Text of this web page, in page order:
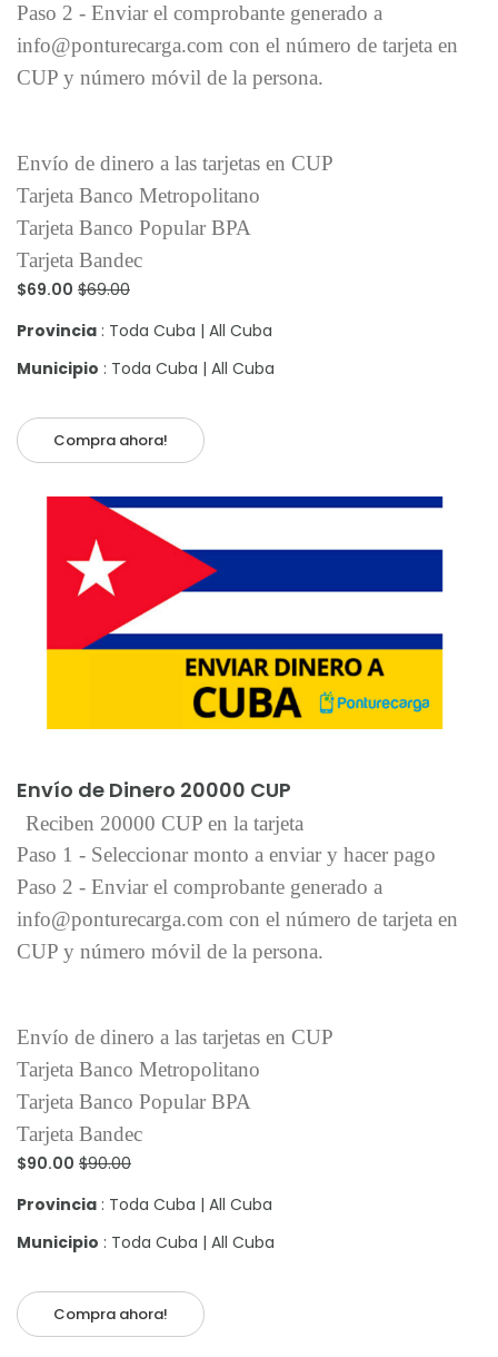
Paso 2 - Enviar el comprobante generado a
info@ponturecarga.com con el número de tarjeta en
CUP y número móvil de la persona.
Envío de dinero a las tarjetas en CUP
Tarjeta Banco Metropolitano
Tarjeta Banco Popular BPA
Tarjeta Bandec
$69.00 $69.00
Provincia : Toda Cuba | All Cuba
Municipio : Toda Cuba | All Cuba
Compra ahora!
Envío de Dinero 20000 CUP
Reciben 20000 CUP en la tarjeta
Paso 1 - Seleccionar monto a enviar y hacer pago
Paso 2 - Enviar el comprobante generado a
info@ponturecarga.com con el número de tarjeta en
CUP y número móvil de la persona.
Envío de dinero a las tarjetas en CUP
Tarjeta Banco Metropolitano
Tarjeta Banco Popular BPA
Tarjeta Bandec
$90.00 $90.00
Provincia : Toda Cuba | All Cuba
Municipio : Toda Cuba | All Cuba
Compra ahora!